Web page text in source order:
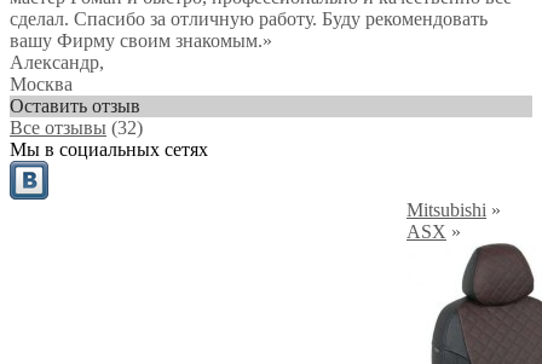
сделал. Спасибо за отличную работу. Буду рекомендовать
вашу Фирму своим знакомым.»
Александр,
Москва
Оставить отзыв
Все отзывы (32)
Мы в социальных сетях
Mitsubishi »
ASX »